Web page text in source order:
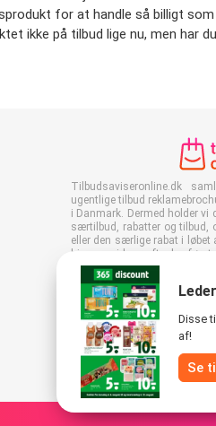
for at handle så billigt som
ikke på tilbud lige nu, men har
Disse
af!
Se
Tilbudsaviseronline.dk
ugentlige tilbud
i Danmark. Dermed holder
særtilbud, rabatter og tilbud,
eller den særlige rabat i løbet
hjemmeside er ofte den
før de lander i din
arbejde, i skolen eller i
favoritter, og spar en
til at reducere papiraffald,
for miljøet.